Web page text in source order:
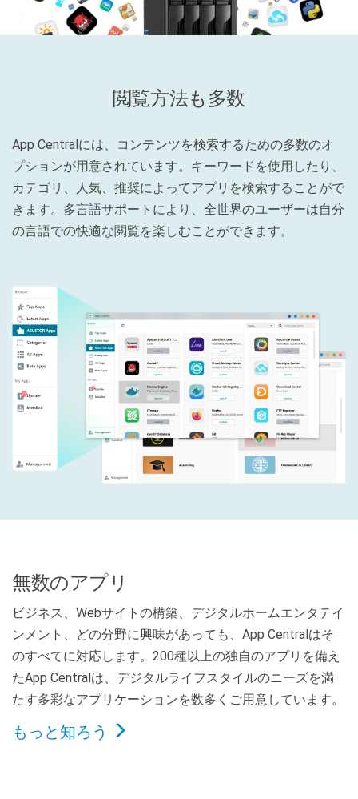
閲覧方法も多数
App Centralには、コンテンツを検索するための多数のオ
プションが用意されています。キーワードを使用したり、
カテゴリ、人気、推奨によってアプリを検索することがで
きます。多言語サポートにより、全世界のユーザーは自分
の言語での快適な閲覧を楽しむことができます。
無数のアプリ
ビジネス、Webサイトの構築、デジタルホームエンタテイ
ンメント、どの分野に興味があっても、App Centralはそ
のすべてに対応します。200種以上の独自のアプリを備え
たApp Centralは、デジタルライフスタイルのニーズを満
たす多彩なアプリケーションを数多くご用意しています。
もっと知ろう